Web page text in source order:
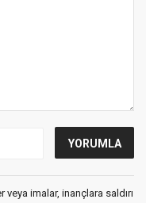
imalar, inançlara saldırı